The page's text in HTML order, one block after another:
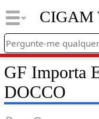
CIGAM
GF Importa
DOCCO